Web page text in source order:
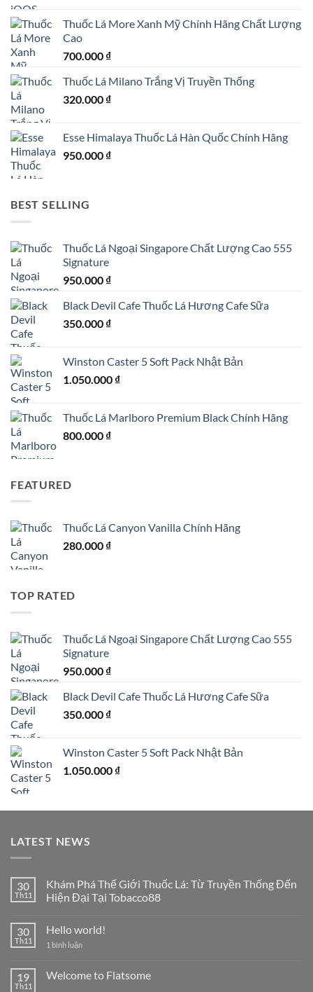
Thuốc Lá More Xanh Mỹ Chính Hãng Chất Lượng
Cao
700.000 ₫
Thuốc Lá Milano Trắng Vị Truyền Thống
320.000 ₫
Esse Himalaya Thuốc Lá Hàn Quốc Chính Hãng
950.000 ₫
BEST SELLING
Thuốc Lá Ngoại Singapore Chất Lượng Cao 555
Signature
950.000 ₫
Black Devil Cafe Thuốc Lá Hương Cafe Sữa
350.000 ₫
Winston Caster 5 Soft Pack Nhật Bản
1.050.000 ₫
Thuốc Lá Marlboro Premium Black Chính Hãng
800.000 ₫
FEATURED
Thuốc Lá Canyon Vanilla Chính Hãng
280.000 ₫
TOP RATED
Thuốc Lá Ngoại Singapore Chất Lượng Cao 555
Signature
950.000 ₫
Black Devil Cafe Thuốc Lá Hương Cafe Sữa
350.000 ₫
Winston Caster 5 Soft Pack Nhật Bản
1.050.000 ₫
LATEST NEWS
30
Th11
Khám Phá Thế Giới Thuốc Lá: Từ Truyền Thống Đến
Hiện Đại Tại Tobacco88
bình
ở
Thế
30
Th11
Hello world!
1 bình luậnở
19
Th11
Welcome to Flatsome